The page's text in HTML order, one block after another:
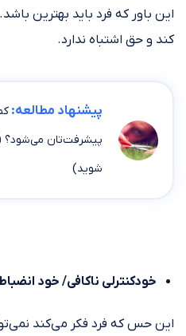
این باور که فرد باید بهترین
کند و حق اشتباه ندارد.
پیشنهاد مطالعه:
پیشرفت‌تان
شوید)
خودکنترلی ناکافی/ خود
این حس که فرد فکر می‌کند